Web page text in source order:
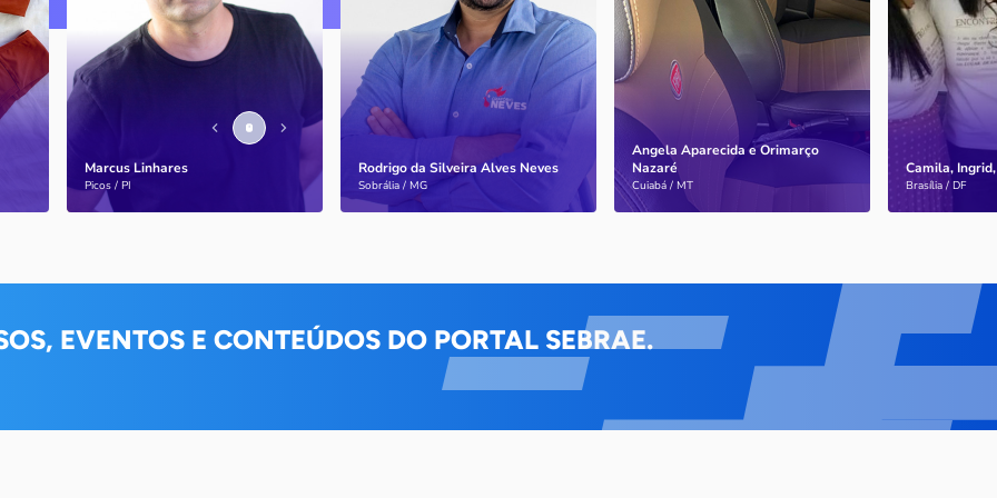
Marcus Linhares
Picos / PI
Saiba mais
Rodrigo da Silveira Alves Neves
Sobrália / MG
Saiba mais
Angela Aparecida e Orimarço
Nazaré
Cuiabá / MT
variedade de serviços para
automóveis, lanchas e
barcos.
Saiba mais
Camila,
Brasília / DF
fora de
consultórios
Saiba mais
EVENTOS E CONTEÚDOS DO PORTAL SEBRAE.